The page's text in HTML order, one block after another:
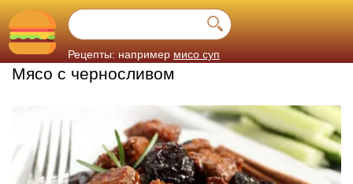
Рецепты: например мисо суп
Мясо с черносливом